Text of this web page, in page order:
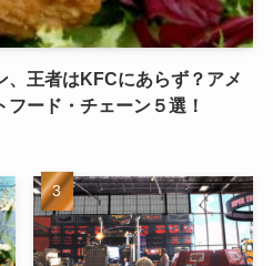
、王者はKFCにあらず？アメ
ード・チェーン５選！